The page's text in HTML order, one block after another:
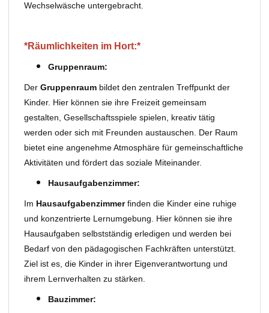
Wechselwäsche untergebracht.
*Räumlichkeiten im Hort:*
Gruppenraum:
DerGruppenraum bildet den zentralen Treffpunkt der
Kinder. Hier können sie ihre Freizeit gemeinsam
gestalten, Gesellschaftsspiele spielen, kreativ tätig
werden oder sich mit Freunden austauschen. Der Raum
bietet eine angenehme Atmosphäre für gemeinschaftliche
Aktivitäten und fördert das soziale Miteinander.
Hausaufgabenzimmer:
Im Hausaufgabenzimmerfinden die Kinder eine ruhige
und konzentrierte Lernumgebung. Hier können sie ihre
Hausaufgaben selbstständig erledigen und werden bei
Bedarf von den pädagogischen Fachkräften unterstützt.
Ziel ist es, die Kinder in ihrer Eigenverantwortung und
ihrem Lernverhalten zu stärken.
Bauzimmer: